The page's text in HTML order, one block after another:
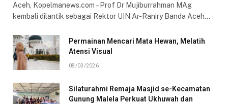
Aceh, Kopelmanews.com – Prof Dr Mujiburrahman MAg
kembali dilantik sebagai Rektor UIN Ar-Raniry Banda Aceh…
Permainan Mencari Mata Hewan, Melatih
Atensi Visual
08/03/2026
Silaturahmi Remaja Masjid se-Kecamatan
Gunung Malela Perkuat Ukhuwah dan